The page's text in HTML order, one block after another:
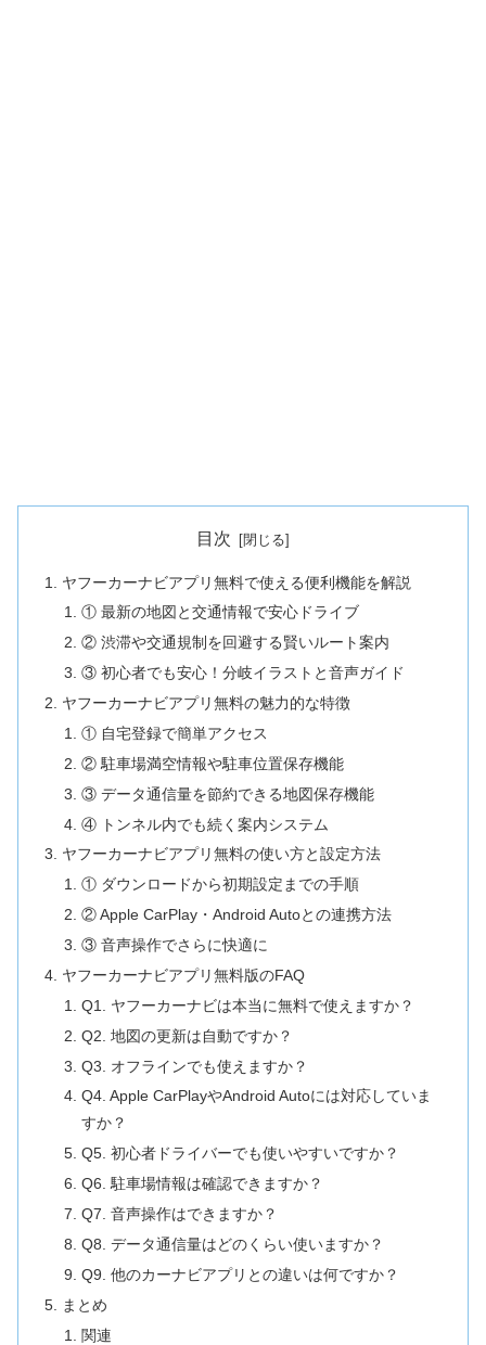
目次
ヤフーカーナビアプリ無料で使える便利機能を解説
① 最新の地図と交通情報で安心ドライブ
② 渋滞や交通規制を回避する賢いルート案内
③ 初心者でも安心！分岐イラストと音声ガイド
ヤフーカーナビアプリ無料の魅力的な特徴
① 自宅登録で簡単アクセス
② 駐車場満空情報や駐車位置保存機能
③ データ通信量を節約できる地図保存機能
④ トンネル内でも続く案内システム
ヤフーカーナビアプリ無料の使い方と設定方法
① ダウンロードから初期設定までの手順
② Apple CarPlay・Android Autoとの連携方法
③ 音声操作でさらに快適に
ヤフーカーナビアプリ無料版のFAQ
Q1. ヤフーカーナビは本当に無料で使えますか？
Q2. 地図の更新は自動ですか？
Q3. オフラインでも使えますか？
Q4. Apple CarPlayやAndroid Autoには対応していま
すか？
Q5. 初心者ドライバーでも使いやすいですか？
Q6. 駐車場情報は確認できますか？
Q7. 音声操作はできますか？
Q8. データ通信量はどのくらい使いますか？
Q9. 他のカーナビアプリとの違いは何ですか？
まとめ
関連